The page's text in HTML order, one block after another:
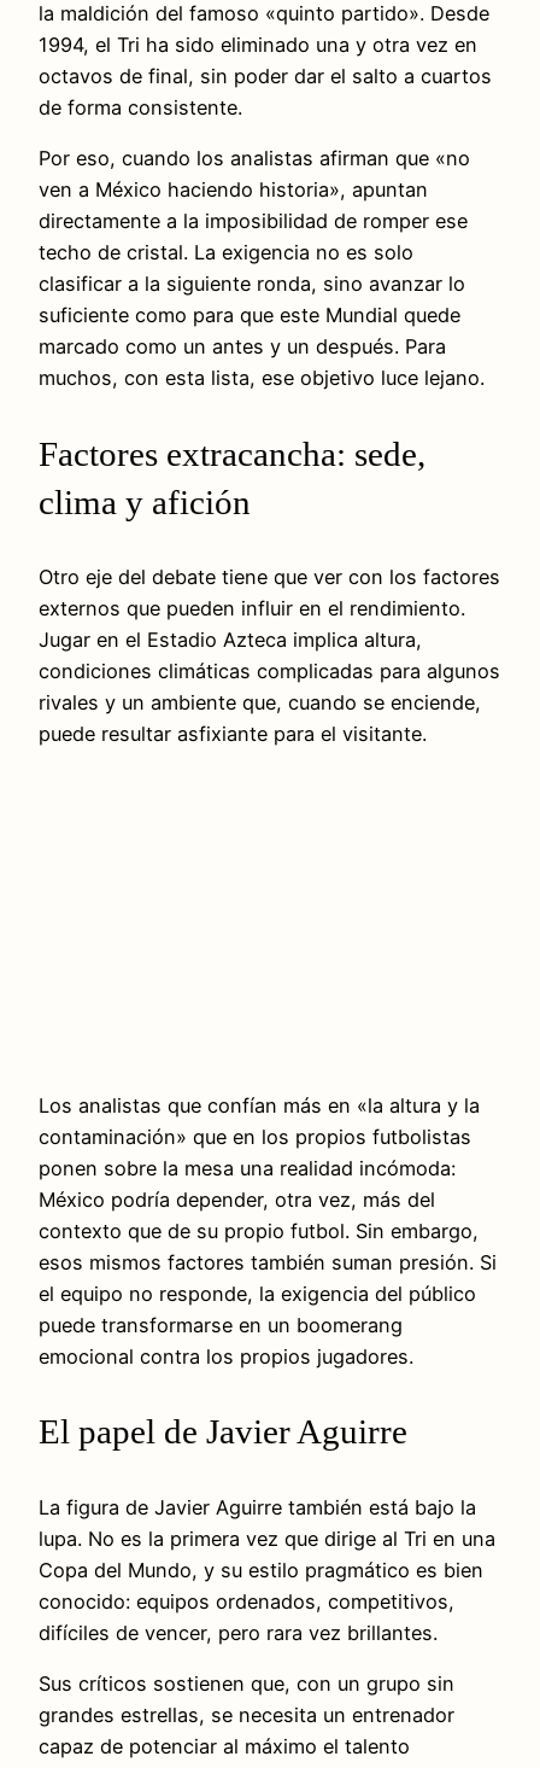
la maldición del famoso «quinto partido». Desde
1994, el Tri ha sido eliminado una y otra vez en
octavos de final, sin poder dar el salto a cuartos
de forma consistente.
Por eso, cuando los analistas afirman que «no
ven a México haciendo historia», apuntan
directamente a la imposibilidad de romper ese
techo de cristal. La exigencia no es solo
clasificar a la siguiente ronda, sino avanzar lo
suficiente como para que este Mundial quede
marcado como un antes y un después. Para
muchos, con esta lista, ese objetivo luce lejano.
Factores extracancha: sede,
clima y afición
Otro eje del debate tiene que ver con los factores
externos que pueden influir en el rendimiento.
Jugar en el Estadio Azteca implica altura,
condiciones climáticas complicadas para algunos
rivales y un ambiente que, cuando se enciende,
puede resultar asfixiante para el visitante.
Los analistas que confían más en «la altura y la
contaminación» que en los propios futbolistas
ponen sobre la mesa una realidad incómoda:
México podría depender, otra vez, más del
contexto que de su propio futbol. Sin embargo,
esos mismos factores también suman presión. Si
el equipo no responde, la exigencia del público
puede transformarse en un boomerang
emocional contra los propios jugadores.
El papel de Javier Aguirre
La figura de Javier Aguirre también está bajo la
lupa. No es la primera vez que dirige al Tri en una
Copa del Mundo, y su estilo pragmático es bien
conocido: equipos ordenados, competitivos,
difíciles de vencer, pero rara vez brillantes.
Sus críticos sostienen que, con un grupo sin
grandes estrellas, se necesita un entrenador
capaz de potenciar al máximo el talento